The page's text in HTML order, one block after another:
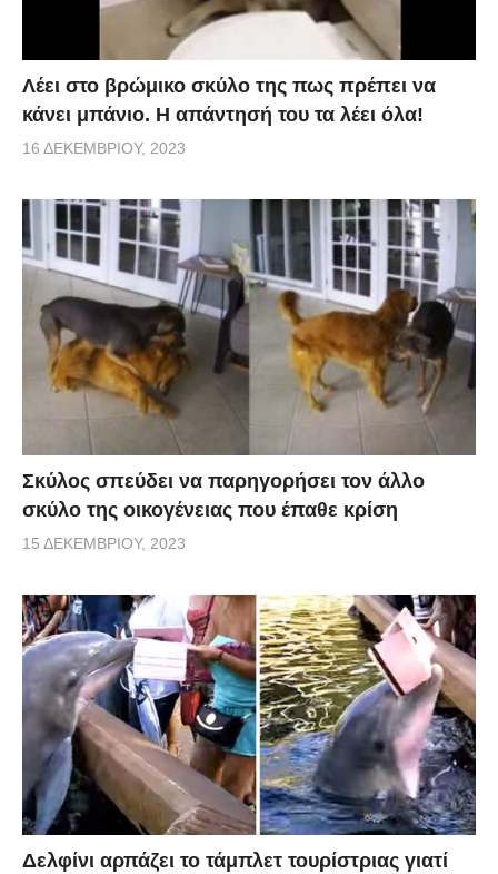
Λέει στο βρώμικο σκύλο της πως πρέπει να
κάνει μπάνιο. Η απάντησή του τα λέει όλα!
16 ΔΕΚΕΜΒΡΊΟΥ, 2023
Σκύλος σπεύδει να παρηγορήσει τον άλλο
σκύλο της οικογένειας που έπαθε κρίση
15 ΔΕΚΕΜΒΡΊΟΥ, 2023
Δελφίνι αρπάζει το τάμπλετ τουρίστριας γιατί